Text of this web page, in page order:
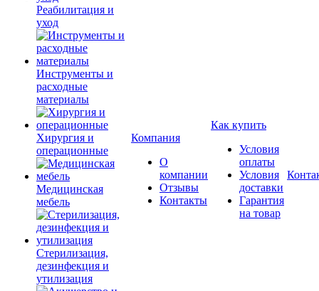
Реабилитация и
уход
Инструменты и
расходные
материалы
Хирургия и
операционные
Медицинская
мебель
Стерилизация,
дезинфекция и
утилизация
Компания
О
компании
Отзывы
Контакты
Как купить
Условия
оплаты
Условия
доставки
Гарантия
на товар